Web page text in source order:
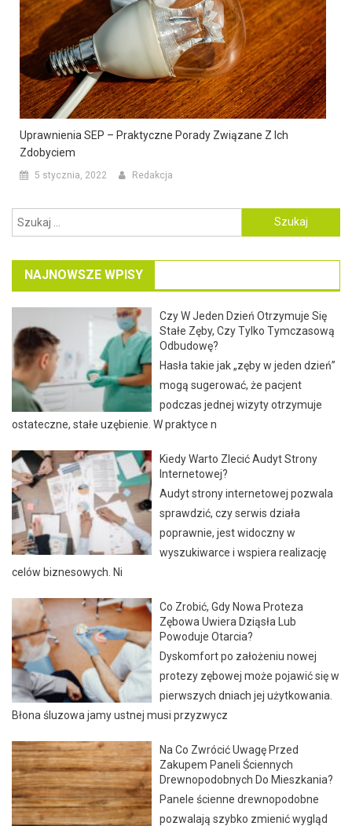
Uprawnienia SEP – Praktyczne Porady Związane Z Ich
Zdobyciem
5 stycznia, 2022 Redakcja
Szukaj:
NAJNOWSZE WPISY
Czy W Jeden Dzień Otrzymuje Się
Stałe Zęby, Czy Tylko Tymczasową
Odbudowę?
Hasła takie jak „zęby w jeden dzień”
mogą sugerować, że pacjent
podczas jednej wizyty otrzymuje
ostateczne, stałe uzębienie. W praktyce n
Kiedy Warto Zlecić Audyt Strony
Internetowej?
Audyt strony internetowej pozwala
sprawdzić, czy serwis działa
poprawnie, jest widoczny w
wyszukiwarce i wspiera realizację
celów biznesowych. Ni
Co Zrobić, Gdy Nowa Proteza
Zębowa Uwiera Dziąsła Lub
Powoduje Otarcia?
Dyskomfort po założeniu nowej
protezy zębowej może pojawić się w
pierwszych dniach jej użytkowania.
Błona śluzowa jamy ustnej musi przyzwycz
Na Co Zwrócić Uwagę Przed
Zakupem Paneli Ściennych
Drewnopodobnych Do Mieszkania?
Panele ścienne drewnopodobne
pozwalają szybko zmienić wygląd